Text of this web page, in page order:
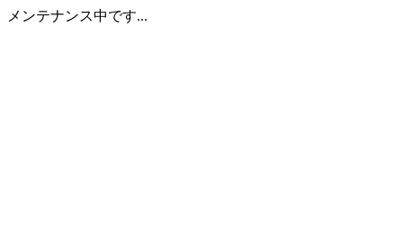
メンテナンス中です...